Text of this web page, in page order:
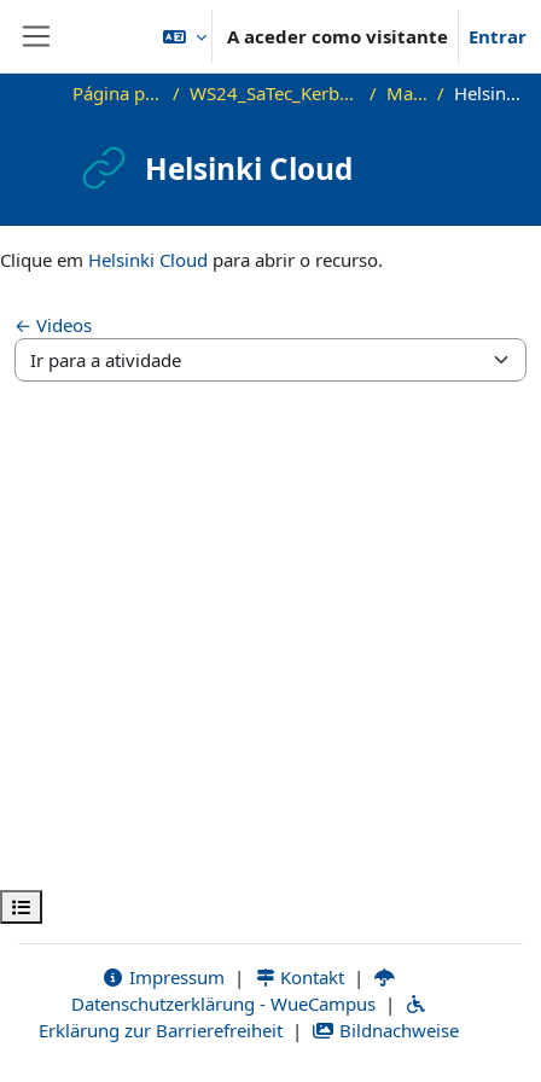
Ir para o conteúdo principal
A aceder como visitante Entrar
Abrir índice da disciplina
Página principal WS24_SaTec_Kerbal_PreCourse Material Helsinki Cloud
Helsinki Cloud
Clique em Helsinki Cloud para abrir o recurso.
← Videos
Ir para a atividade
Impressum | Kontakt |
Datenschutzerklärung - WueCampus |
Erklärung zur Barrierefreiheit | Bildnachweise